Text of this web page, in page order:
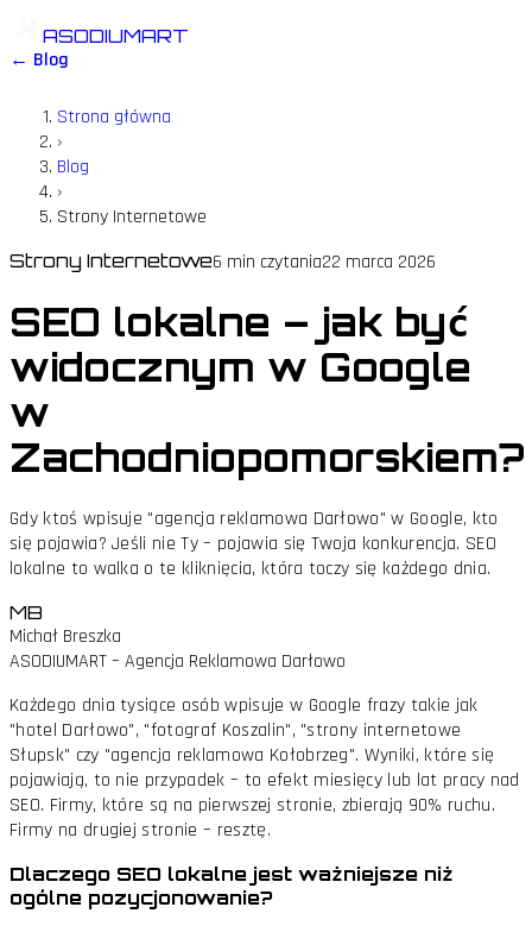
ASODIUMART
← Blog
Strona główna
›
Blog
›
Strony Internetowe
Strony Internetowe6 min czytania22 marca 2026
SEO lokalne – jak być
widocznym w Google
w
Zachodniopomorskiem?
Gdy ktoś wpisuje "agencja reklamowa Darłowo" w Google, kto
się pojawia? Jeśli nie Ty – pojawia się Twoja konkurencja. SEO
lokalne to walka o te kliknięcia, która toczy się każdego dnia.
MB
Michał Breszka
ASODIUMART – Agencja Reklamowa Darłowo
Każdego dnia tysiące osób wpisuje w Google frazy takie jak
"hotel Darłowo", "fotograf Koszalin", "strony internetowe
Słupsk" czy "agencja reklamowa Kołobrzeg". Wyniki, które się
pojawiają, to nie przypadek – to efekt miesięcy lub lat pracy nad
SEO. Firmy, które są na pierwszej stronie, zbierają 90% ruchu.
Firmy na drugiej stronie – resztę.
Dlaczego SEO lokalne jest ważniejsze niż
ogólne pozycjonowanie?